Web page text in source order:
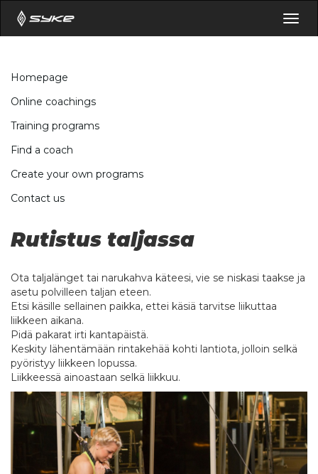
Homepage
Online coachings
Training programs
Find a coach
Create your own programs
Contact us
Rutistus taljassa
Ota taljalänget tai narukahva käteesi, vie se niskasi taakse ja
asetu polvilleen taljan eteen.
Etsi käsille sellainen paikka, ettei käsiä tarvitse liikuttaa
liikkeen aikana.
Pidä pakarat irti kantapäistä.
Keskity lähentämään rintakehää kohti lantiota, jolloin selkä
pyöristyy liikkeen lopussa.
Liikkeessä ainoastaan selkä liikkuu.